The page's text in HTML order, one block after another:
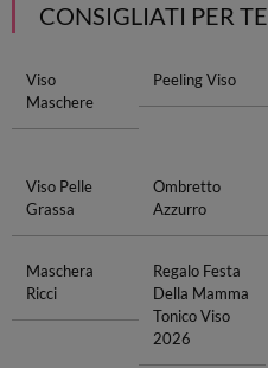
CONSIGLIATI PER TE
Viso
Maschere
Peeling Viso
Viso Pelle
Grassa
Ombretto
Azzurro
Maschera
Ricci
Regalo Festa
Della Mamma
Tonico Viso
2026